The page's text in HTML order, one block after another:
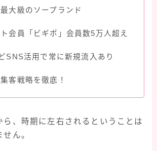
大級のソープランド
会員「ビギポ」会員数5万人超え
SNS活用で常に新規流入あり
客戦略を徹底！
ら、時期に左右されるということは
ん。